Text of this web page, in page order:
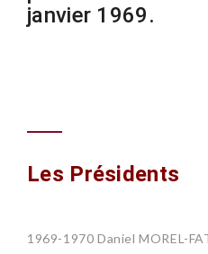
janvier 1969.
Les Présidents
1969-1970 Daniel MOREL-